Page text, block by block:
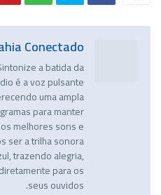
Conectado
a batida da
é a voz pulsante
uma ampla
para manter
melhores sons e
ser a trilha sonora
trazendo alegria,
para os
seus ouvidos.